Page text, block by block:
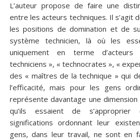
L’auteur propose de faire une
entre les acteurs techniques. Il s’agit
les positions de domination et de
système technicien, là où les
uniquement en terme
techniciens », « technocrates », «
des « maîtres de la technique » qui
l’efficacité, mais pour les gens
représente davantage une
qu’ils essaient de
significations ordonnant leur
gens, dans leur travail, ne sont en